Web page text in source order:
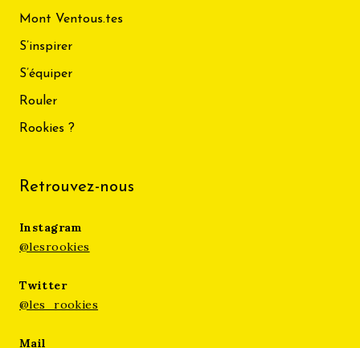
Mont Ventous.tes
S’inspirer
S’équiper
Rouler
Rookies ?
Retrouvez-nous
Instagram
@lesrookies
Twitter
@les_rookies
Mail